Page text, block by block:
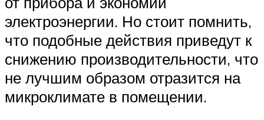
электроэнергии. Но стоит помнить,
что подобные действия приведут к
снижению производительности, что
не лучшим образом отразится на
микроклимате в помещении.